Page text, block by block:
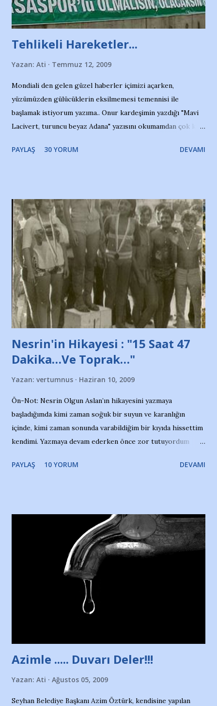
Tehlikeli Hareketler...
Yazan: Ati Temmuz 12, 2009
Mondiali den gelen güzel haberler içimizi açarken,
yüzümüzden gülücüklerin eksilmemesi temennisi ile
başlamak istiyorum yazıma.. Onur kardeşimin yazdığı "Mavi
Lacivert, turuncu beyaz Adana" yazısını okumamdan çok kısa
irkildim.. "Bursasporlu taraftarlar, İstanbul takımlarının
ve ürünlerini Bursa şehrinde görmek istemediklerini bir
protesto eylemiyle açıkladıklarını bildiriyordu.. Bu grup
adına açıklama yapan şahsı muhterem(!) ''Açık ve net olarak
söylüyoruz. Bu son uyarımızdır. Bunun yanısıra, bu takımlara
ait tanıtıcı ilanların asılmasına izin veren Bursa Büyükşehir
Belediyesi ile mağazaların bulunduğu alışveriş merkezlerini
de kınıyoruz'' diye de eklemiş .. Blogumuzda okuduğum bu
yazının hemen ardından bu habe...
PAYLAŞ 30 YORUM DEVAMI
Nesrin'in Hikayesi : "15 Saat 47
Dakika…Ve Toprak…"
Yazan: vertumnus Haziran 10, 2009
Ön-Not: Nesrin Olgun Aslan’ın hikayesini yazmaya
başladığımda kimi zaman soğuk bir suyun ve karanlığın
içinde, kimi zaman sonunda varabildiğim bir kıyıda hissettim
kendimi. Yazmaya devam ederken önce zor tutuyordum
Yazımı, ağlayarak bitirebildim ancak…Kendisinin web
Nesrin’in Hikayesi’ne başlıyorum… 1964 Adana Yüzme
havuzunun kenarında 7 yaşında kara kuru bir kız çocuğu
duruyor. Havuzun içinde Adana Demirspor Kulübü
yüzücüleri. Erkekler çoğunlukta. Küçük kız etrafına bakıyor.
Sadece 4 kız çocuğu var. Nesrin, Adana Demirspor’un 4
kızından biri oluyor o gün…Giriyor havuza. 1973 – 1975
Adana Nesrin, 16 yaşında. Yüzüyor. 7 yaşında girdiği
Türkiye 3.lüğü var. 17 yaşında mar...
PAYLAŞ 10 YORUM DEVAMI
Azimle ..... Duvarı Deler!!!
Yazan: Ati Ağustos 05, 2009
Seyhan Belediye Başkanı Azim Öztürk, kendisine yapılan